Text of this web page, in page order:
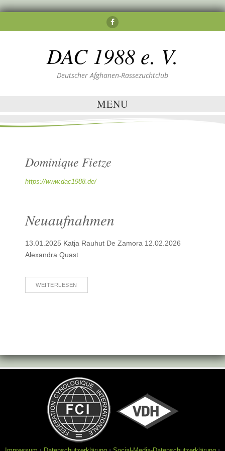
DAC 1988 e. V.
Deutscher Afghanen-Rassezuchtclub
MENU
Dominique Fietze
https://www.dac1988.de/
Neuaufnahmen
13.01.2025 Katja Rauhut De Zamora 12.02.2026
Alexandra Quast
WEITERLESEN